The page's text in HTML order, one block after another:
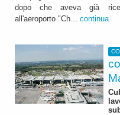
dopo che aveva già
all'aeroporto "Ch... continua